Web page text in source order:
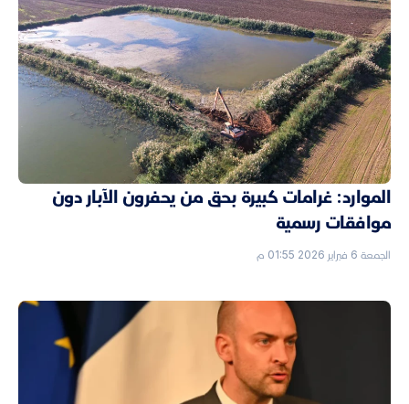
الموارد: غرامات كبيرة بحق من يحفرون الآبار دون
موافقات رسمية
الجمعة 6 فبراير 2026 01:55 م